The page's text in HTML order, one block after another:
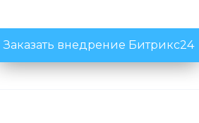
Заказать внедрение Битрикс24